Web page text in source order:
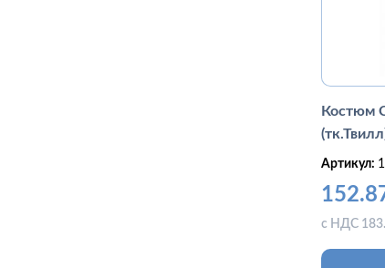
Костюм
Артикул:
с НДС